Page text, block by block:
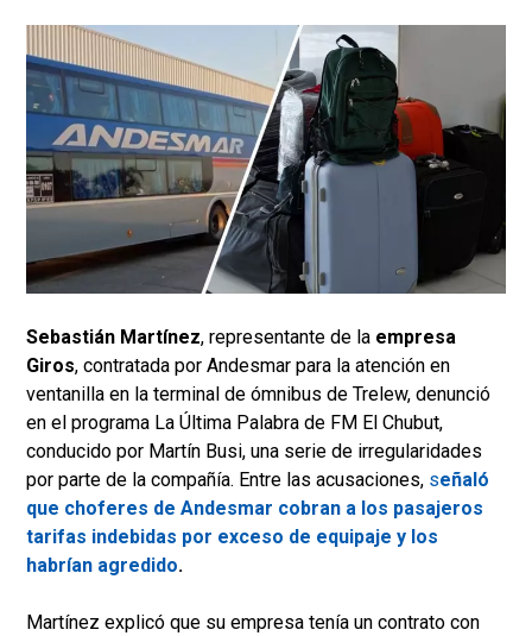
Sebastián Martínez, representante de la empresa
Giros, contratada por Andesmar para la atención en
ventanilla en la terminal de ómnibus de Trelew, denunció
en el programa La Última Palabra de FM El Chubut,
conducido por Martín Busi, una serie de irregularidades
por parte de la compañía. Entre las acusaciones, señaló
que choferes de Andesmar cobran a los pasajeros
tarifas indebidas por exceso de equipaje y los
habrían agredido.
Martínez explicó que su empresa tenía un contrato con